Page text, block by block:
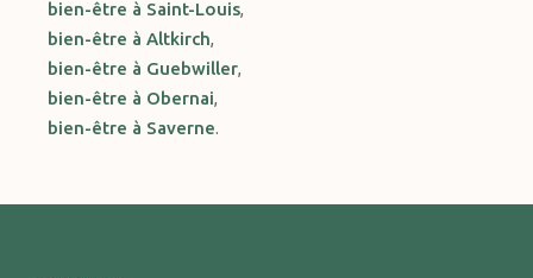
bien-être à Saint-Louis,
bien-être à Altkirch,
bien-être à Guebwiller,
bien-être à Obernai,
bien-être à Saverne.